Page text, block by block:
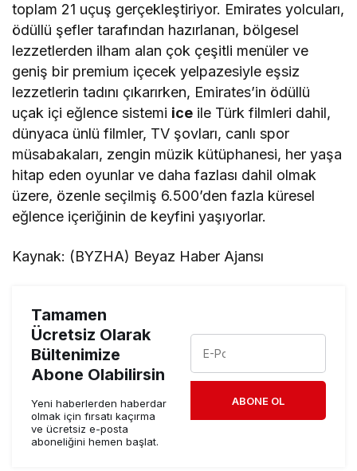
toplam 21 uçuş gerçekleştiriyor. Emirates yolcuları,
ödüllü şefler tarafından hazırlanan, bölgesel
lezzetlerden ilham alan çok çeşitli menüler ve
geniş bir premium içecek yelpazesiyle eşsiz
lezzetlerin tadını çıkarırken, Emirates’in ödüllü
uçak içi eğlence sistemi ice ile Türk filmleri dahil,
dünyaca ünlü filmler, TV şovları, canlı spor
müsabakaları, zengin müzik kütüphanesi, her yaşa
hitap eden oyunlar ve daha fazlası dahil olmak
üzere, özenle seçilmiş 6.500’den fazla küresel
eğlence içeriğinin de keyfini yaşıyorlar.
Kaynak: (BYZHA) Beyaz Haber Ajansı
Tamamen
Ücretsiz Olarak
Bültenimize
Abone Olabilirsin
Yeni haberlerden haberdar
olmak için fırsatı kaçırma
ve ücretsiz e-posta
aboneliğini hemen başlat.
ABONE OL